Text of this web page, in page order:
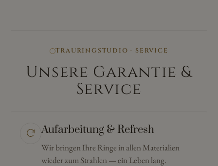
TRAURINGSTUDIO · SERVICE
Unsere Garantie &
Service
Aufarbeitung & Refresh
Wir bringen Ihre Ringe in allen Materialien
wieder zum Strahlen — ein Leben lang.